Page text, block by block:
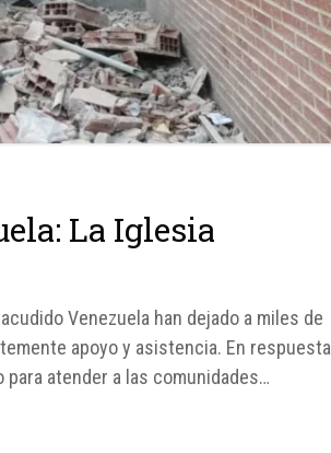
La Iglesia
Venezuela han dejado a miles de
apoyo y asistencia. En respuesta
atender a las comunidades